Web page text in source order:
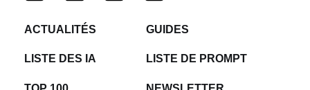
ACTUALITÉS GUIDES
LISTE DES IA LISTE DE PROMPT